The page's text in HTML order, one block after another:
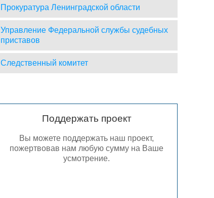
Прокуратура Ленинградской области
Управление Федеральной службы судебных
приставов
Следственный комитет
Поддержать проект
Вы можете поддержать наш проект,
пожертвовав нам любую сумму на Ваше
усмотрение.